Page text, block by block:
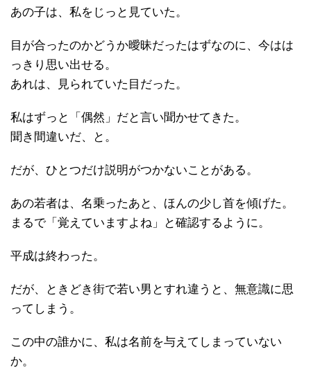
あの子は、私をじっと見ていた。
目が合ったのかどうか曖昧だったはずなのに、今はは
っきり思い出せる。
あれは、見られていた目だった。
私はずっと「偶然」だと言い聞かせてきた。
聞き間違いだ、と。
だが、ひとつだけ説明がつかないことがある。
あの若者は、名乗ったあと、ほんの少し首を傾げた。
まるで「覚えていますよね」と確認するように。
平成は終わった。
だが、ときどき街で若い男とすれ違うと、無意識に思
ってしまう。
この中の誰かに、私は名前を与えてしまっていない
か。